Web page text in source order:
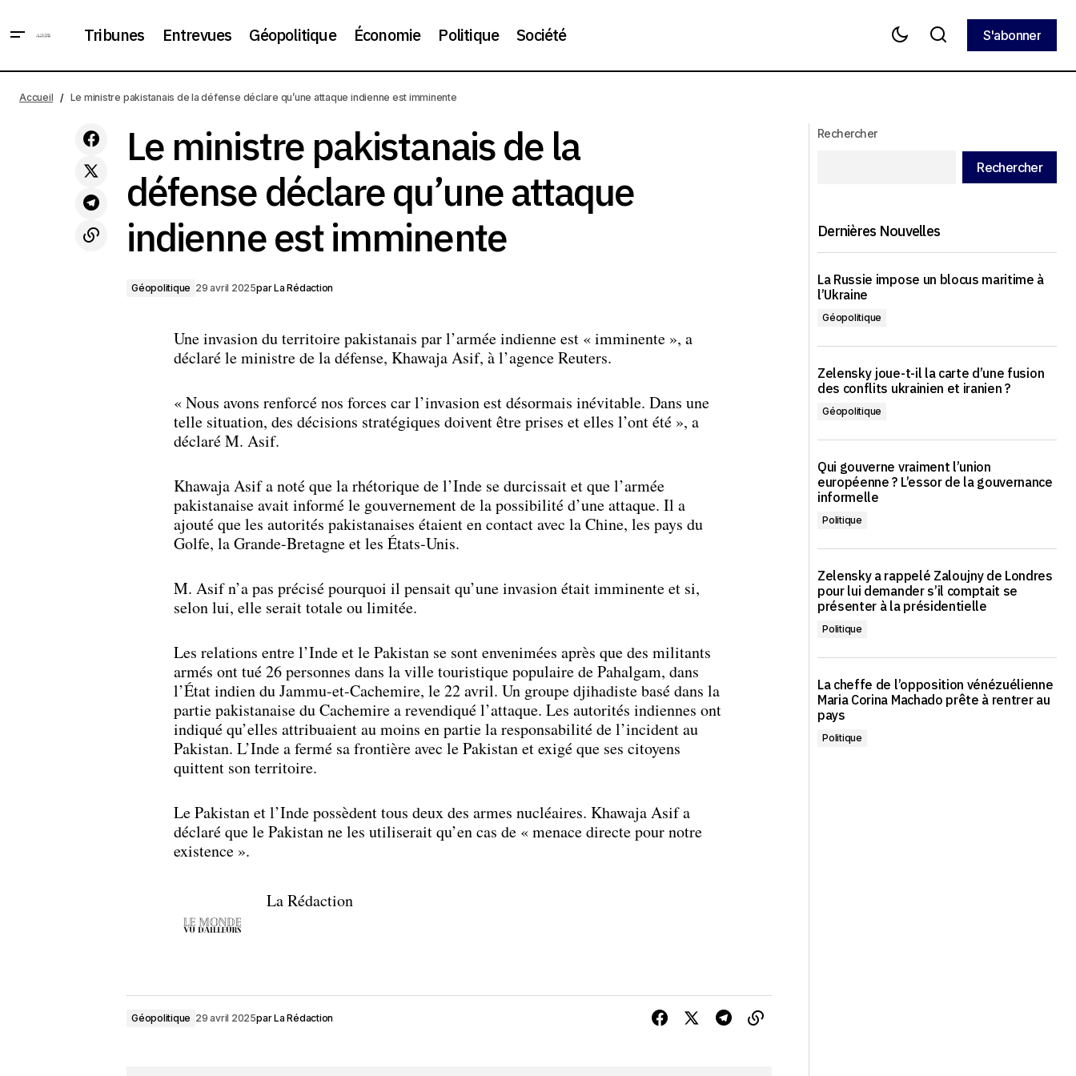
Tribunes Entrevues Géopolitique Économie Politique Société
S'abonner
Macron a promis d'accroître la
pression sur la Russie
Géopolitique Le ministre pakistanais de la défense déclare qu’une attaque indienne est
imminente
Accueil Le ministre pakistanais de la défense déclare qu’une attaque indienne est imminente
Le ministre pakistanais de la
défense déclare qu’une attaque
indienne est imminente
Géopolitique 29 avril 2025parLa Rédaction
Une invasion du territoire pakistanais par l’armée indienne est « imminente », a
déclaré le ministre de la défense, Khawaja Asif, à l’agence Reuters.
« Nous avons renforcé nos forces car l’invasion est désormais inévitable. Dans une
telle situation, des décisions stratégiques doivent être prises et elles l’ont été », a
déclaré M. Asif.
Khawaja Asif a noté que la rhétorique de l’Inde se durcissait et que l’armée
pakistanaise avait informé le gouvernement de la possibilité d’une attaque. Il a
ajouté que les autorités pakistanaises étaient en contact avec la Chine, les pays du
Golfe, la Grande-Bretagne et les États-Unis.
M. Asif n’a pas précisé pourquoi il pensait qu’une invasion était imminente et si,
selon lui, elle serait totale ou limitée.
Les relations entre l’Inde et le Pakistan se sont envenimées après que des militants
armés ont tué 26 personnes dans la ville touristique populaire de Pahalgam, dans
l’État indien du Jammu-et-Cachemire, le 22 avril. Un groupe djihadiste basé dans la
partie pakistanaise du Cachemire a revendiqué l’attaque. Les autorités indiennes ont
indiqué qu’elles attribuaient au moins en partie la responsabilité de l’incident au
Pakistan. L’Inde a fermé sa frontière avec le Pakistan et exigé que ses citoyens
quittent son territoire.
Le Pakistan et l’Inde possèdent tous deux des armes nucléaires. Khawaja Asif a
déclaré que le Pakistan ne les utiliserait qu’en cas de « menace directe pour notre
existence ».
La Rédaction
Géopolitique 29 avril 2025parLa Rédaction
Rechercher
Rechercher
Dernières Nouvelles
La Russie impose un blocus maritime à
l’Ukraine
Géopolitique
Zelensky joue-t-il la carte d’une fusion
des conflits ukrainien et iranien ?
Géopolitique
Qui gouverne vraiment l’union
européenne ? L’essor de la gouvernance
informelle
Politique
Zelensky a rappelé Zaloujny de Londres
pour lui demander s’il comptait se
présenter à la présidentielle
Politique
La cheffe de l’opposition vénézuélienne
Maria Corina Machado prête à rentrer au
pays
Politique